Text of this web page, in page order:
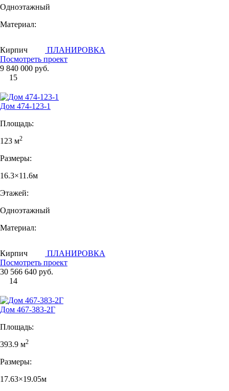
Одноэтажный
Материал:
Кирпич
ПЛАНИРОВКА
Посмотреть проект
9 840 000 руб.
15
Дом 474-123-1
Площадь:
123 м2
Размеры:
16.3×11.6м
Этажей:
Одноэтажный
Материал:
Кирпич
ПЛАНИРОВКА
Посмотреть проект
30 566 640 руб.
14
Дом 467-383-2Г
Площадь:
393.9 м2
Размеры:
17.63×19.05м